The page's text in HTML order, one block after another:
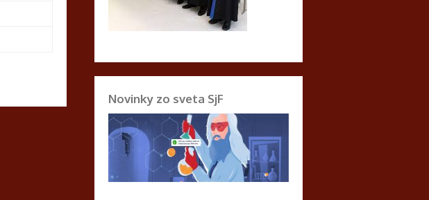
Novinky zo sveta SjF